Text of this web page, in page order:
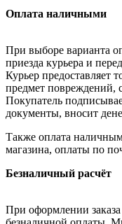
Оплата наличными
При выборе варианта
приезда курьера и
Курьер предоставляет
предмет повреждений,
Покупатель
документы, вносит
Также оплата
магазина, оплаты по
Безналичный расчёт
При оформлении